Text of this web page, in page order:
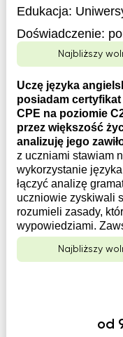
Edukacja:
Doświadczenie:
Najbliższy
Uczę języka
posiadam
CPE na poziomie
przez większość
analizuję jego
z uczniami stawiam
wykorzystanie
łączyć analizę
uczniowie zyskiwali
rozumieli zasady,
wypowiedziami.
Najbliższy
od